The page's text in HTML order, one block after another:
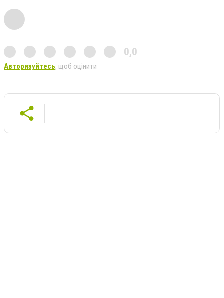
0,0
Авторизуйтесь, щоб оцінити